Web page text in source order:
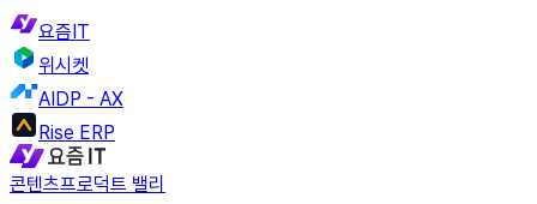
요즘IT
위시켓
AIDP - AX
Rise ERP
콘텐츠프로덕트 밸리